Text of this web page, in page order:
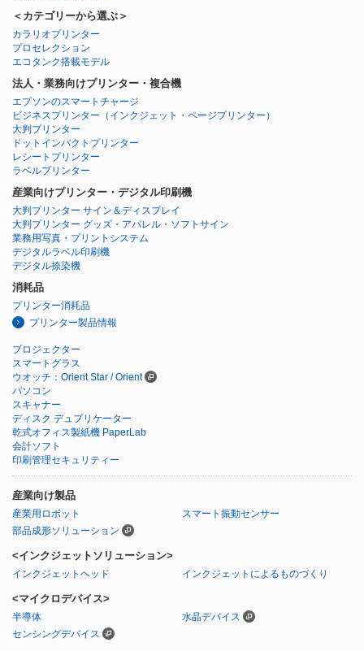
＜カテゴリーから選ぶ＞
カラリオプリンター
プロセレクション
エコタンク搭載モデル
法人・業務向けプリンター・複合機
エプソンのスマートチャージ
ビジネスプリンター （インクジェット・ページプリンター）
大判プリンター
ドットインパクトプリンター
レシートプリンター
ラベルプリンター
産業向けプリンター・デジタル印刷機
大判プリンター サイン＆ディスプレイ
大判プリンター グッズ・アパレル・ソフトサイン
業務用写真・プリントシステム
デジタルラベル印刷機
デジタル捺染機
消耗品
プリンター消耗品
プリンター製品情報
プロジェクター
スマートグラス
ウオッチ：Orient Star / Orient
パソコン
スキャナー
ディスク デュプリケーター
乾式オフィス製紙機 PaperLab
会計ソフト
印刷管理セキュリティー
産業向け製品
産業用ロボット
スマート振動センサー
部品成形ソリューション
<インクジェットソリューション>
インクジェットヘッド インクジェットによるものづくり
<マイクロデバイス>
半導体
水晶デバイス
センシングデバイス